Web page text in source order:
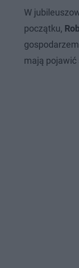
W
początku,
gospodarzem
mają pojawić